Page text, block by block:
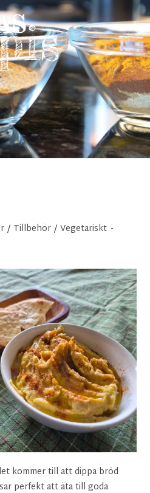
/ Tillbehör / Vegetariskt
kommer till att dippa bröd
perfekt att äta till goda